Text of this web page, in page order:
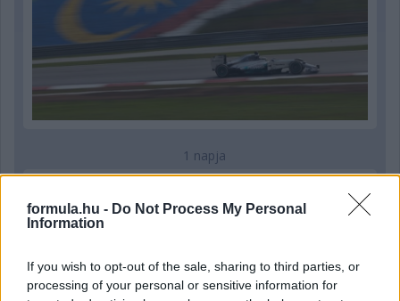
formula.hu - Do Not Process My Personal
Information
If you wish to opt-out of the sale, sharing to third parties, or
processing of your personal or sensitive information for
1 napja
szerint